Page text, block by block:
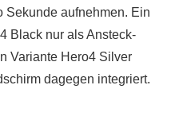
Sekunde aufnehmen. Ein
Black nur als Ansteck-
Variante Hero4 Silver
dagegen integriert.